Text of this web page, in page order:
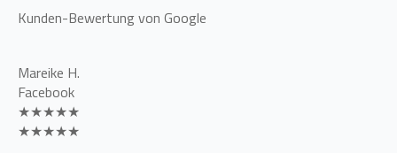
Kunden-Bewertung von Google
Mareike H.
Facebook
★★★★★
★★★★★